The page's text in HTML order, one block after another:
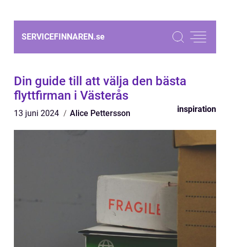
SERVICEFINNAREN.se
Din guide till att välja den bästa
flyttfirman i Västerås
13 juni 2024 Alice Pettersson inspiration